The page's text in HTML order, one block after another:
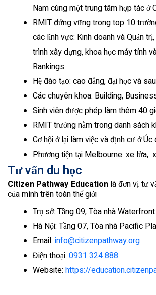
Nam cùng một trung tâm hợp tác ở
RMIT đứng vững trong top 10
các lĩnh vực: Kinh doanh và Quản
trình xây dựng, khoa học máy tính
Rankings.
Hệ đào tạo: cao đẳng, đại học và
Các chuyên khoa: Building,
Sinh viên được phép làm thêm 40
RMIT trường nằm trong danh sách
Cơ hội ở lại làm việc và định cư ở
Phương tiện tại Melbourne: xe lửa,
Tư vấn du học
Citizen Pathway Education là đơn vị tư
của mình trên toàn thế giới
Trụ sở: Tầng 09, Tòa nhà
Hà Nội: Tầng 07, Tòa nhà Pacific
Email: info@citizenpathway.org
Điện thoại: 0931 324 888
Website: https://